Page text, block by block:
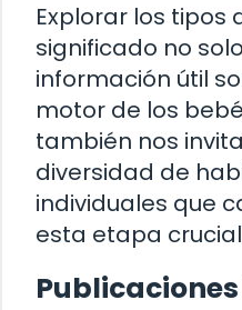
Explorar los tipos
significado no
información útil
motor de los
también nos
diversidad de
individuales que
esta etapa